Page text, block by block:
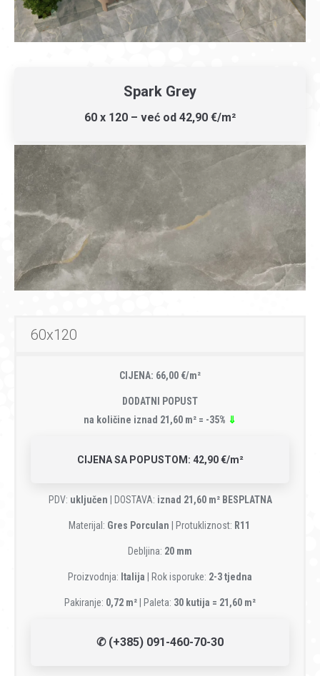
Spark Grey
60 x 120 – već od 42,90 €/m²
60x120
CIJENA: 66,00 €/m²
DODATNI POPUST
na količine iznad 21,60 m² = -35% ⇓
CIJENA SA POPUSTOM: 42,90 €/m²
PDV: uključen | DOSTAVA: iznad 21,60 m² BESPLATNA
Materijal: Gres Porculan | Protukliznost: R11
Debljina: 20 mm
Proizvodnja: Italija | Rok isporuke: 2-3 tjedna
Pakiranje: 0,72 m² | Paleta: 30 kutija = 21,60 m²
✆ (+385) 091-460-70-30